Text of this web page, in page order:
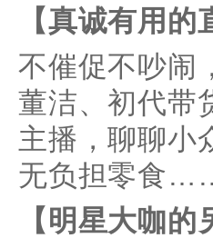
【真诚有用的
不催促不吵闹
董洁、初代带
主播，聊聊小
无负担零食
【明星大咖的